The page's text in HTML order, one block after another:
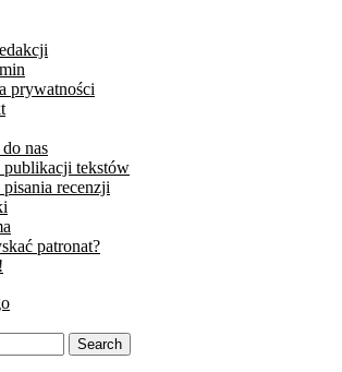
prywatności
do nas
publikacji tekstów
pisania recenzji
patronat?